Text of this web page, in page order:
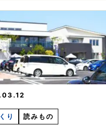
り 読みもの